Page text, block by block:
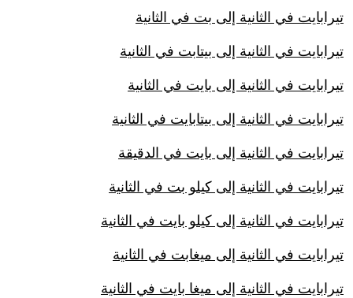
تيرابايت في الثانية إلى بت في الثانية
تيرابايت في الثانية إلى بيتابت في الثانية
تيرابايت في الثانية إلى بايت في الثانية
تيرابايت في الثانية إلى بيتابايت في الثانية
تيرابايت في الثانية إلى بايت في الدقيقة
تيرابايت في الثانية إلى كيلو بت في الثانية
تيرابايت في الثانية إلى كيلو بايت في الثانية
تيرابايت في الثانية إلى ميغابت في الثانية
تيرابايت في الثانية إلى ميغا بايت في الثانية